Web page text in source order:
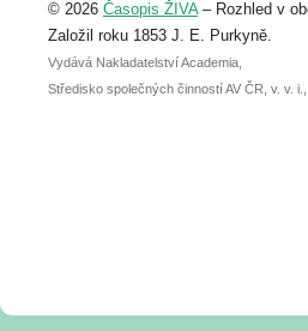
abstraktu přihlášené přednášky
posteru je už 30. června.
© 2026 Časopis ŽIVA– Rozhled v
Založil roku 1853 J. E. Purkyně.
Vydává Nakladatelství Academia,
Středisko společných činností AV ČR, v. v.